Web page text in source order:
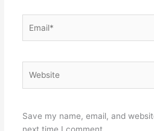
Save my name, email, and
next time I comment.